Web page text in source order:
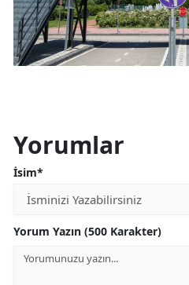
Yorumlar
İsim*
Yorum Yazın (500 Karakter)